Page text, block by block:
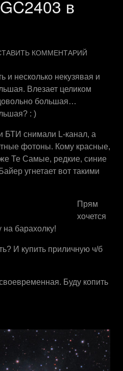
в
КОММЕНТАРИЙ
и несколько некузявая и
Влезает целиком
большая…
: )
БТИ снимали L-канал, а
фотоны. Кому красные,
Те Самые, редкие, синие
угнетает вот такими
Прям
хочется
на барахолку!
И купить приличную ч/б
Буду копить